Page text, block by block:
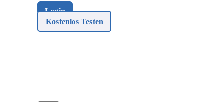
Login
Kostenlos Testen